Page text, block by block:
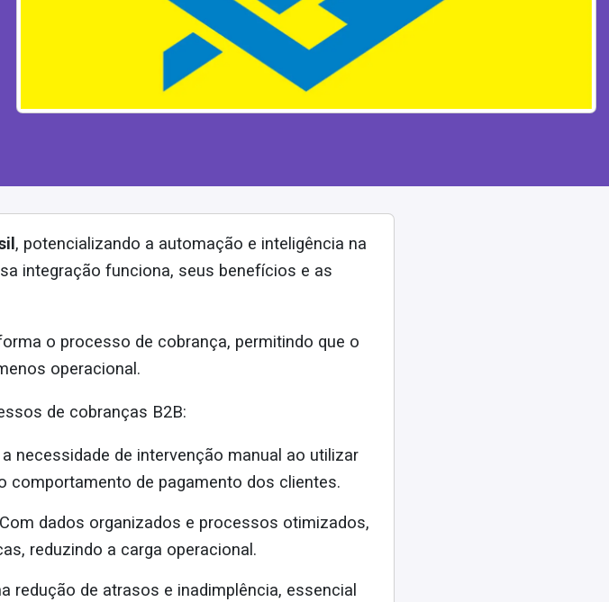
, potencializando a automação e inteligência na
integração funciona, seus benefícios e as
o processo de cobrança, permitindo que o
operacional.
de cobranças B2B:
a necessidade de intervenção manual ao utilizar
comportamento de pagamento dos clientes.
dados organizados e processos otimizados,
reduzindo a carga operacional.
redução de atrasos e inadimplência, essencial